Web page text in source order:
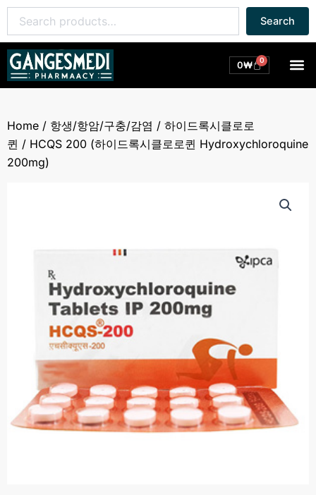
콘
츠
너
기
for:
Search
0₩ 0
Cart
Home / 항생/항암/구충/감염 / 하이드록시클로로
퀸 / HCQS 200 (하이드록시클로로퀸 Hydroxychloroquine
200mg)